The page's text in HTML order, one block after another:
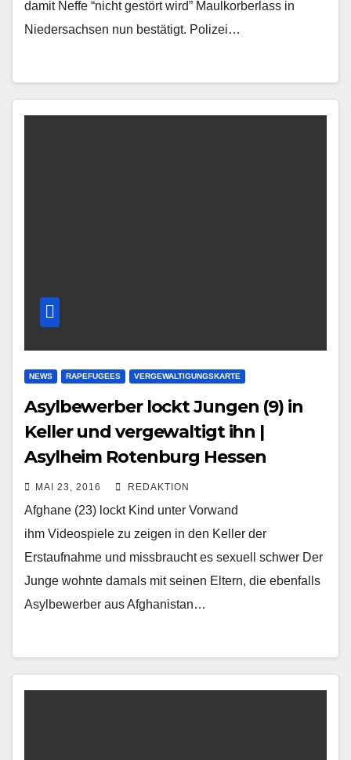
damit Neffe “nicht gestört wird” Maulkorberlass in
Niedersachsen nun bestätigt. Polizei…
NEWS RAPEFUGEES VERGEWALTIGUNGSKARTE
Asylbewerber lockt Jungen (9) in
Keller und vergewaltigt ihn |
Asylheim Rotenburg Hessen
MAI 23, 2016 REDAKTION
Afghane (23) lockt Kind unter Vorwand
ihm Videospiele zu zeigen in den Keller der
Erstaufnahme und missbraucht es sexuell schwer Der
Junge wohnte damals mit seinen Eltern, die ebenfalls
Asylbewerber aus Afghanistan…